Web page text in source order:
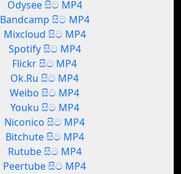
Odysee සිට MP4
Bandcamp සිට MP4
Mixcloud සිට MP4
Spotify සිට MP4
Flickr සිට MP4
Ok.Ru සිට MP4
Weibo සිට MP4
Youku සිට MP4
Niconico සිට MP4
Bitchute සිට MP4
Rutube සිට MP4
Peertube සිට MP4